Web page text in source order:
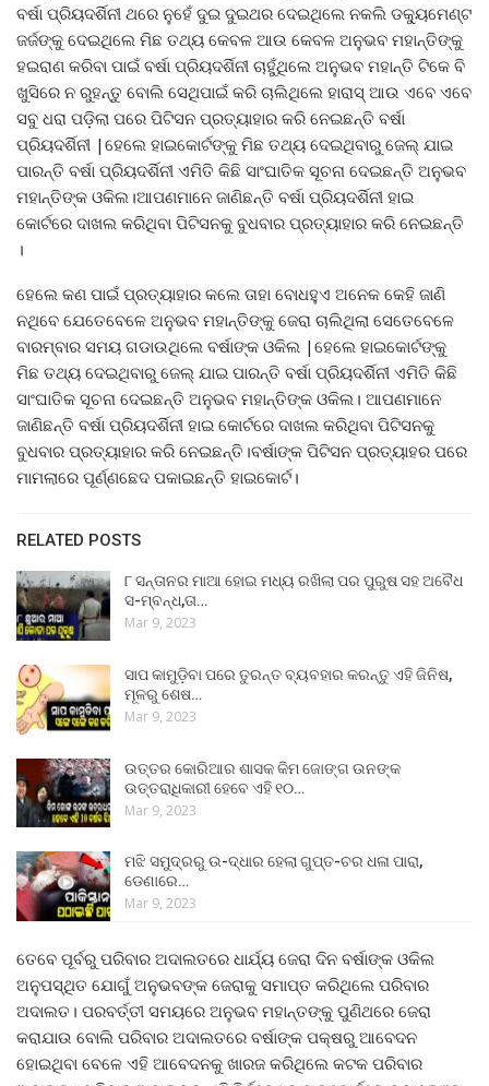
ବର୍ଷା ପ୍ରିୟଦର୍ଶିନୀ ଥରେ ନୁହେଁ ଦୁଇ ଦୁଇଥର ଦେଇଥିଲେ ନକଲି ଡକ୍ୟୁମେଣ୍ଟ
ଜର୍ଜଙ୍କୁ ଦେଇଥିଲେ ମିଛ ତଥ୍ୟ କେବଳ ଆଉ କେବଳ ଅନୁଭବ ମହାନ୍ତିଙ୍କୁ
ହଇରାଣ କରିବା ପାଇଁ ବର୍ଷା ପ୍ରିୟଦର୍ଶିନୀ ଚାହୁଁଥିଲେ ଅନୁଭବ ମହାନ୍ତି ଟିକେ ବି
ଖୁସିରେ ନ ରୁହନ୍ତୁ ବୋଲି ସେଥିପାଇଁ କରି ଚାଲିଥିଲେ ହାରାସ୍ ଆଉ ଏବେ ଏବେ
ସବୁ ଧରା ପଡ଼ିଲା ପରେ ପିଟିସନ ପ୍ରତ୍ୟାହାର କରି ନେଇଛନ୍ତି ବର୍ଷା
ପ୍ରିୟଦର୍ଶିନୀ |ହେଲେ ହାଇକୋର୍ଟଙ୍କୁ ମିଛ ତଥ୍ୟ ଦେଇଥିବାରୁ ଜେଲ୍ ଯାଇ
ପାରନ୍ତି ବର୍ଷା ପ୍ରିୟଦର୍ଶିନୀ ଏମିତି କିଛି ସାଂଘାତିକ ସୂଚନା ଦେଇଛନ୍ତି ଅନୁଭବ
ମହାନ୍ତିଙ୍କ ଓକିଲ।ଆପଣମାନେ ଜାଣିଛନ୍ତି ବର୍ଷା ପ୍ରିୟଦର୍ଶିନୀ ହାଇ
କୋର୍ଟରେ ଦାଖଲ କରିଥିବା ପିଟିସନକୁ ବୁଧବାର ପ୍ରତ୍ୟାହାର କରି ନେଇଛନ୍ତି
।
ହେଲେ କଣ ପାଇଁ ପ୍ରତ୍ୟାହାର କଲେ ତାହା ବୋଧହୁଏ ଅନେକ କେହି ଜାଣି
ନଥିବେ ଯେତେବେଳେ ଅନୁଭବ ମହାନ୍ତିଙ୍କୁ ଜେରା ଚାଲିଥିଲା ସେତେବେଳେ
ବାରମ୍ବାର ସମୟ ଗଡାଉଥିଲେ ବର୍ଷାଙ୍କ ଓକିଲ |ହେଲେ ହାଇକୋର୍ଟଙ୍କୁ
ମିଛ ତଥ୍ୟ ଦେଇଥିବାରୁ ଜେଲ୍ ଯାଇ ପାରନ୍ତି ବର୍ଷା ପ୍ରିୟଦର୍ଶିନୀ ଏମିତି କିଛି
ସାଂଘାତିକ ସୂଚନା ଦେଇଛନ୍ତି ଅନୁଭବ ମହାନ୍ତିଙ୍କ ଓକିଲ। ଆପଣମାନେ
ଜାଣିଛନ୍ତି ବର୍ଷା ପ୍ରିୟଦର୍ଶିନୀ ହାଇ କୋର୍ଟରେ ଦାଖଲ କରିଥିବା ପିଟିସନକୁ
ବୁଧବାର ପ୍ରତ୍ୟାହାର କରି ନେଇଛନ୍ତି।ବର୍ଷାଙ୍କ ପିଟିସନ ପ୍ରତ୍ୟାହର ପରେ
ମାମଲାରେ ପୂର୍ଣ୍ଣଛେଦ ପକାଇଛନ୍ତି ହାଇକୋର୍ଟ।
RELATED POSTS
୮ ସନ୍ତାନର ମାଆ ହୋଇ ମଧ୍ୟ ରଖିଲା ପର ପୁରୁଷ ସହ ଅବୈଧ
ସ-ମ୍ବନ୍ଧ,ତା…
Mar 9, 2023
ସାପ କାମୁଡ଼ିବା ପରେ ତୁରନ୍ତ ବ୍ୟବହାର କରନ୍ତୁ ଏହି ଜିନିଷ,
ମୂଳରୁ ଶେଷ…
Mar 9, 2023
ଉତ୍ତର କୋରିଆର ଶାସକ କିମ ଜୋଙ୍ଗ ଉନଙ୍କ
ଉତ୍ତରାଧିକାରୀ ହେବେ ଏହି ୧୦…
Mar 9, 2023
ମଝି ସମୁଦ୍ରରୁ ଉ-ଦ୍ଧାର ହେଲା ଗୁପ୍ତ-ଚର ଧଳା ପାରା,
ଡେଣାରେ…
Mar 9, 2023
ତେବେ ପୂର୍ବରୁ ପରିବାର ଅଦାଲତରେ ଧାର୍ଯ୍ୟ ଜେରା ଦିନ ବର୍ଷାଙ୍କ ଓକିଲ
ଅନୁପସ୍ଥିତ ଯୋଗୁଁ ଅନୁଭବଙ୍କ ଜେରାକୁ ସମାପ୍ତ କରିଥିଲେ ପରିବାର
ଅଦାଲତ। ପରବର୍ତ୍ତୀ ସମୟରେ ଅନୁଭବ ମହାନ୍ତଙ୍କୁ ପୁଣିଥରେ ଜେରା
କରାଯାଉ ବୋଲି ପରିବାର ଅଦାଲତରେ ବର୍ଷାଙ୍କ ପକ୍ଷରୁ ଆବେଦନ
ହୋଇଥିବା ବେଳେ ଏହି ଆବେଦନକୁ ଖାରଜ କରିଥିଲେ କଟକ ପରିବାର